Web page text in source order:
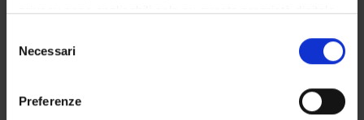
privacy sono applicabili solo su questa proprietà digitale
modificare o revocare il proprio consenso in qualsiasi
momento dalla Dichiarazione sui cookie o facendo clic
Necessari
Preferenze
Docenti